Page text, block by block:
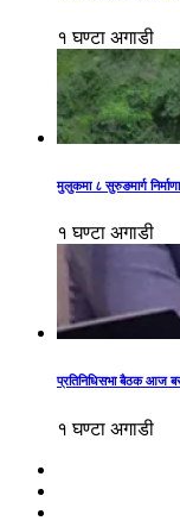
१ घण्टा अगाडी
मुलुकमा ८ सुरुङमार्ग
१ घण्टा अगाडी
प्रतिनिधिसभा बैठक आज
१ घण्टा अगाडी